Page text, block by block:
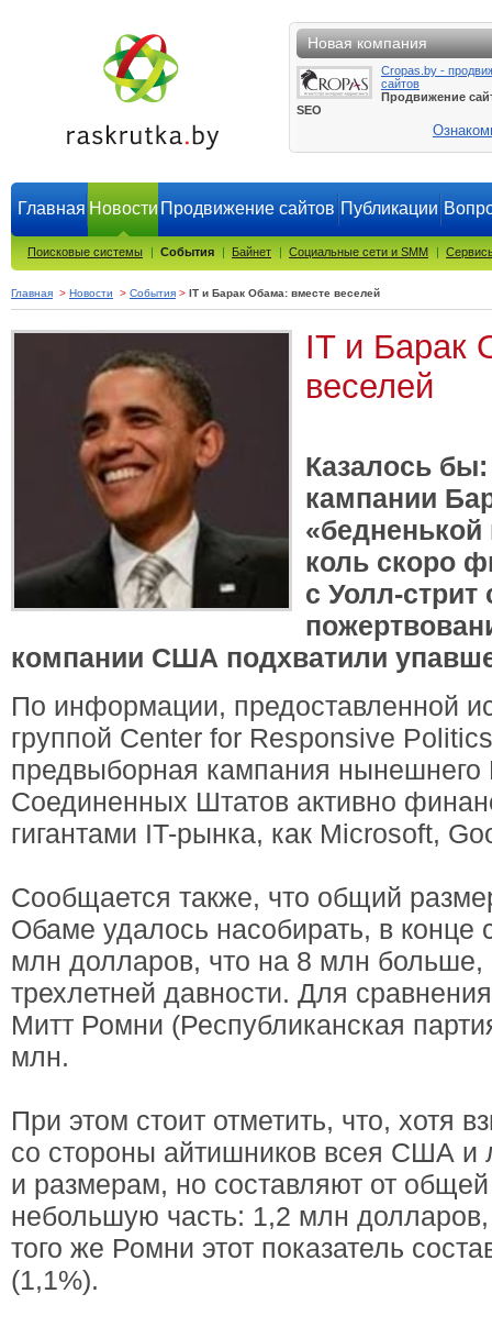
Новая компания
Cropas.by -
сайтов
Продвижение
SEO
Главная Новости Продвижение сайтов Публикации
Поисковые системы | События | Байнет | Социальные сети и SMM |
Главная > Новости > События > IT и Барак Обама: вместе веселей
IT и Барак
веселей
Казалось
кампании
коль скоро
с Уолл-стрит
компании США подхватили
По информации, предоставленной
группой Center for Responsive
предвыборная кампания нынешнего
Соединенных Штатов активно
гигантами IT-рынка, как Microsoft,
Сообщается также, что общий
Обаме удалось насобирать, в конце
млн долларов, что на 8 млн
трехлетней давности. Для
Митт Ромни (Республиканская
млн.
При этом стоит отметить, что, хотя
со стороны айтишников всея США и
и размерам, но составляют от
небольшую часть: 1,2 млн
того же Ромни этот показатель
(1,1%).